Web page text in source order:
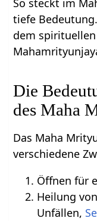
So steckt im
tiefe
dem
Die
des Maha
Das Maha
verschiedene
Öffnen für
Heilung von
Unfällen,